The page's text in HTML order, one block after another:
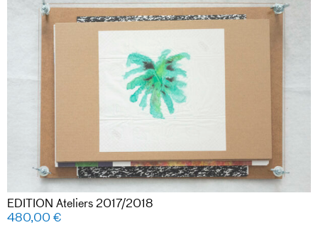
EDITION Ateliers 2017/2018
480,00€